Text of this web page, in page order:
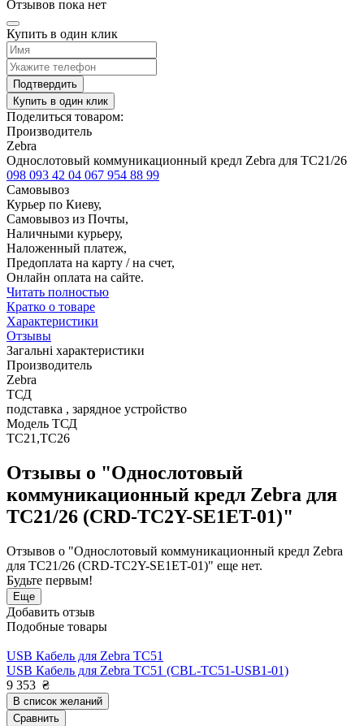
Отзывов пока нет
Купить в один клик
Подтвердить
Купить в один клик
Поделиться товаром:
Производитель
Zebra
Однослотовый коммуникационный кредл Zebra для TC21/26
098 093 42 04 067 954 88 99
Самовывоз
Курьер по Киеву,
Самовывоз из Почты,
Наличными курьеру,
Наложенный платеж,
Предоплата на карту / на счет,
Онлайн оплата на сайте.
Читать полностью
Кратко о товаре
Характеристики
Отзывы
Загальні характеристики
Производитель
Zebra
ТСД
подставка , зарядное устройство
Модель ТСД
TC21,TC26
Отзывы о "Однослотовый
коммуникационный кредл Zebra для
TC21/26 (CRD-TC2Y-SE1ET-01)"
Отзывов о "Однослотовый коммуникационный кредл Zebra
для TC21/26 (CRD-TC2Y-SE1ET-01)" еще нет.
Будьте первым!
Еще
Добавить отзыв
Подобные товары
USB Кабель для Zebra TC51
USB Кабель для Zebra TC51 (CBL-TC51-USB1-01)
9 353 ₴
В список желаний
Сравнить